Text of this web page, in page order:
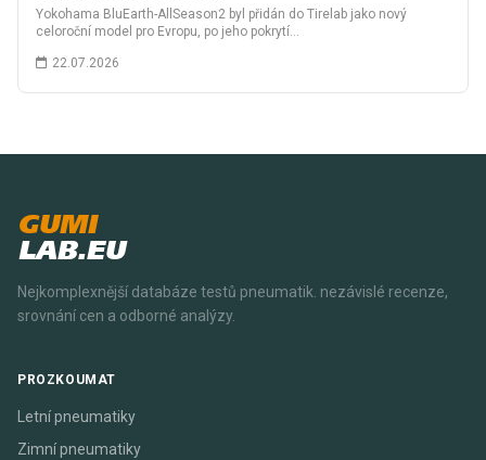
Yokohama BluEarth-AllSeason2 byl přidán do Tirelab jako nový
celoroční model pro Evropu, po jeho pokrytí…
22.07.2026
GUMI
LAB.EU
Nejkomplexnější databáze testů pneumatik. nezávislé recenze,
srovnání cen a odborné analýzy.
PROZKOUMAT
Letní pneumatiky
Zimní pneumatiky